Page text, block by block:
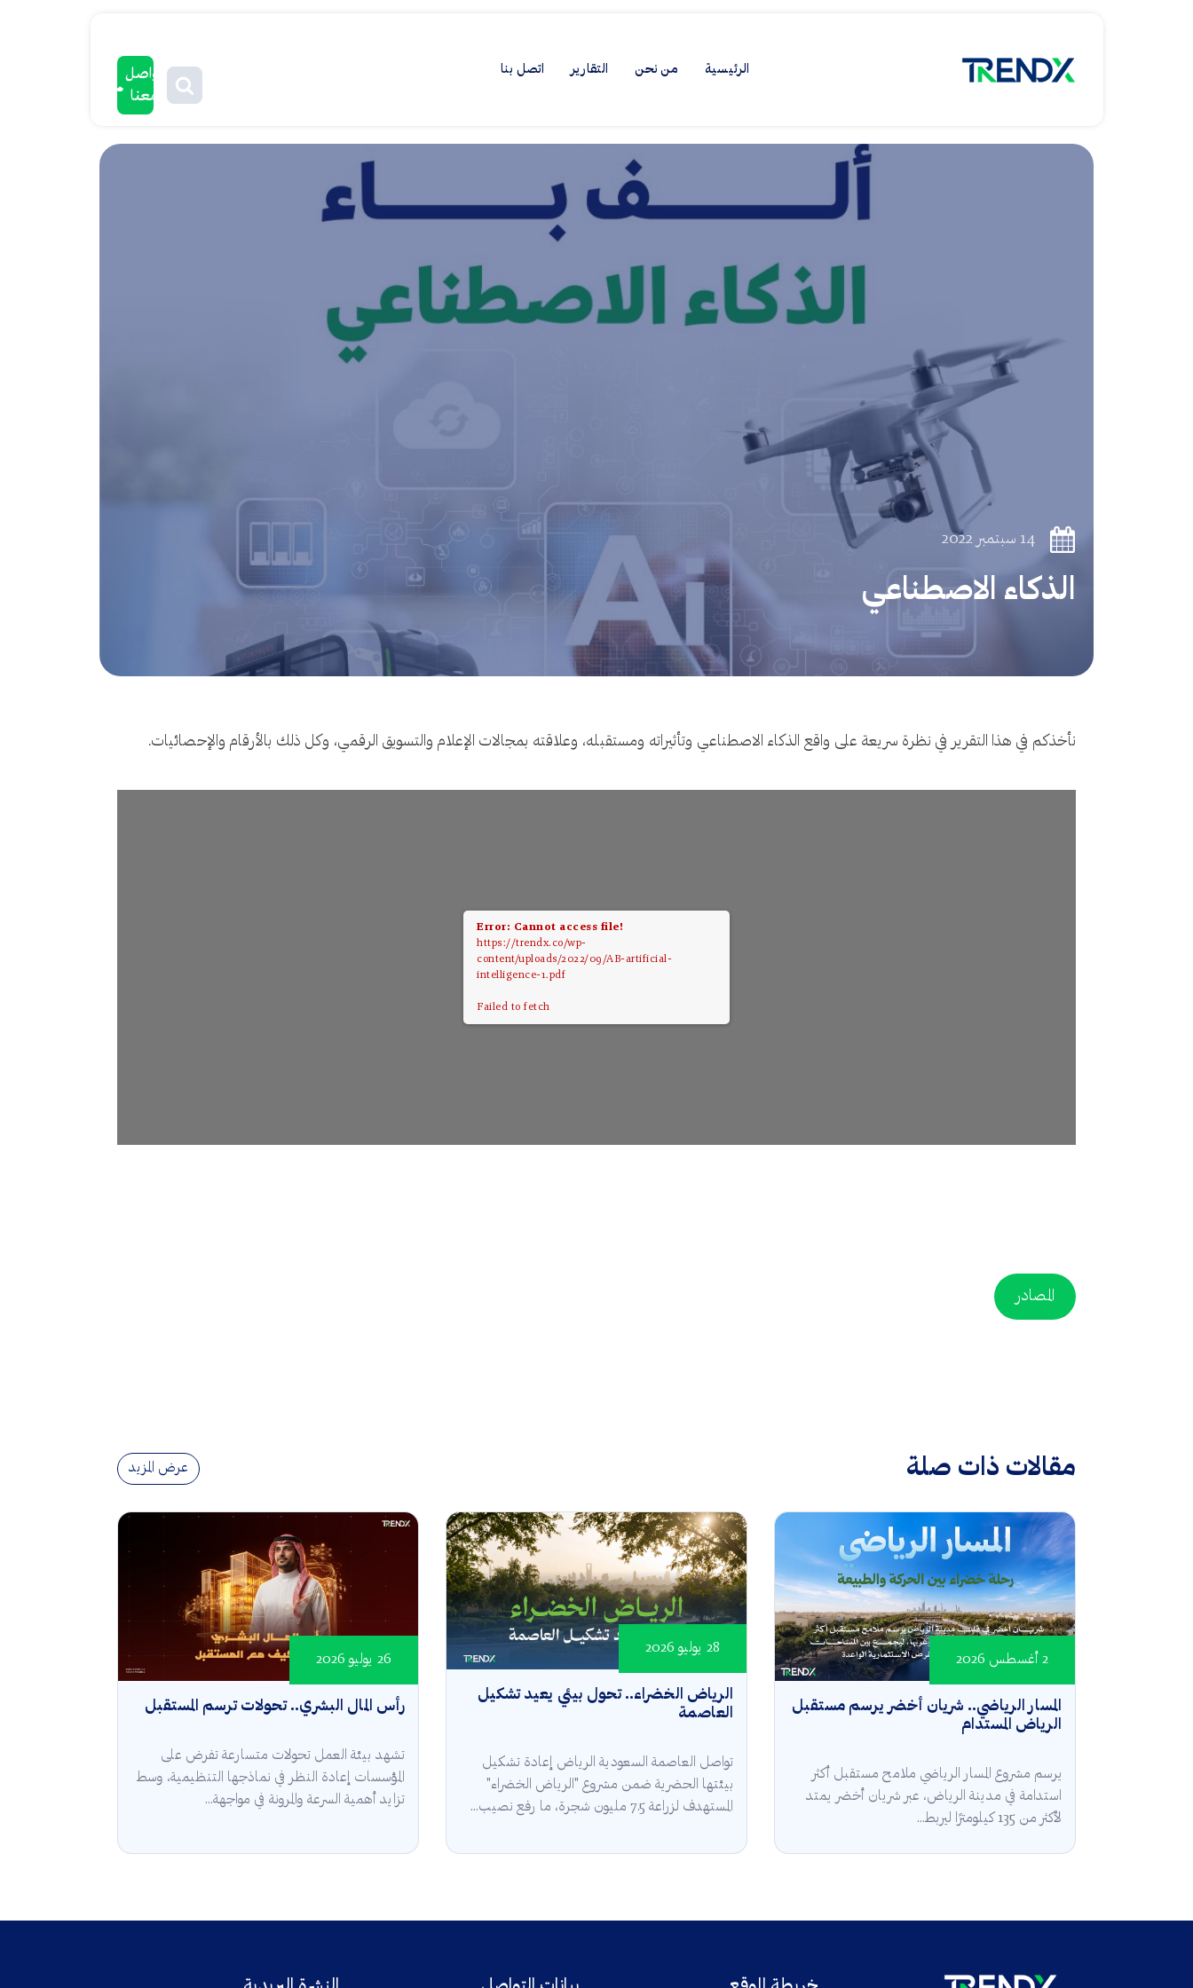
الرئيسية من نحن التقارير اتصل بنا
تواصل
معنا
14 سبتمبر 2022
الذكاء الاصطناعي
نأخذكم في هذا التقرير في نظرة سريعة على واقع الذكاء الاصطناعي وتأثيراته ومستقبله، وعلاقته بمجالات الإعلام والتسويق الرقمي، وكل ذلك بالأرقام والإحصائيات.
Error: Cannot access file!
https://trendx.co/wp-
content/uploads/2022/09/AB-artificial-
intelligence-1.pdf
Failed to fetch
المصادر
مقالات ذات صلة عرض المزيد
المسار الرياضي.. شريان أخضر يرسم مستقبل
الرياض المستدام
2 أغسطس 2026
يرسم مشروع المسار الرياضي ملامح مستقبل أكثر
استدامة في مدينة الرياض، عبر شريان أخضر يمتد
لأكثر من 135 كيلومترًا ليربط...
الرياض الخضراء.. تحول بيئي يعيد تشكيل
العاصمة
28 يوليو 2026
تواصل العاصمة السعودية الرياض إعادة تشكيل
بيئتها الحضرية ضمن مشروع "الرياض الخضراء"
المستهدف لزراعة 7.5 مليون شجرة، ما رفع نصيب...
رأس المال البشري.. تحولات ترسم المستقبل
26 يوليو 2026
تشهد بيئة العمل تحولات متسارعة تفرض على
المؤسسات إعادة النظر في نماذجها التنظيمية، وسط
تزايد أهمية السرعة والمرونة في مواجهة...